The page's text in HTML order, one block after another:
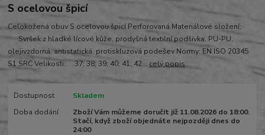
S ocelovou špicí
Celokožená obuv S ocelovou špicí Perforovaná Materiálové složení:
Svršek z hladké lícové kůže, prodyšná textilní podšívka, PU-PU,
olejivzdorná, antistatická, protiskluzová podešev Normy: EN ISO 20345
S1 SRC Velikosti: 37; 38; 39; 40; 41; 42... celý popis
Dostupnost
Skladem
Doba dodání
Zboží Vám můžeme doručit již 11.08.2026 do 18:00.
Stačí, když zboží objednáte nejpozději dnes do
24:00